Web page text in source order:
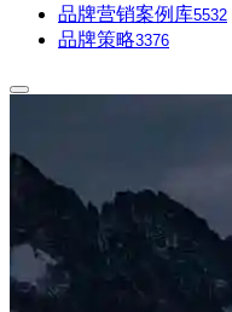
品牌营销案例库5532
品牌策略3376